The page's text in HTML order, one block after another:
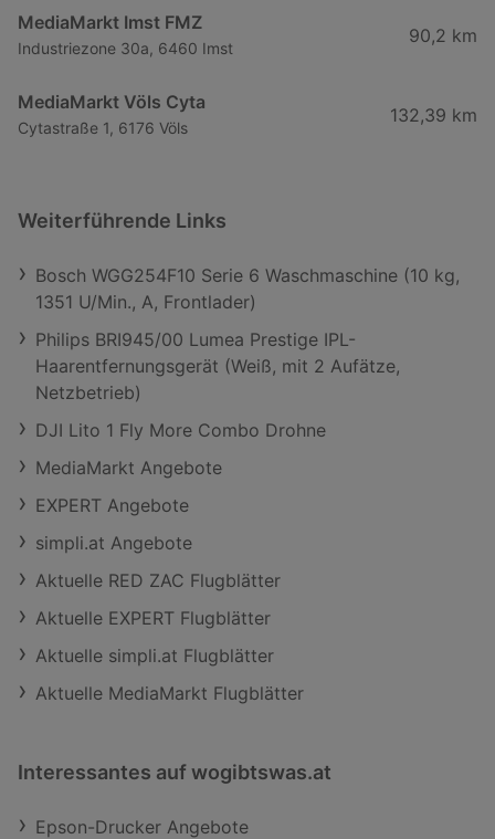
MediaMarkt Imst FMZ
Industriezone 30a, 6460 Imst
90,2 km
MediaMarkt Völs Cyta
Cytastraße 1, 6176 Völs
132,39 km
Weiterführende Links
Bosch WGG254F10 Serie 6 Waschmaschine (10 kg,
1351 U/Min., A, Frontlader)
Philips BRI945/00 Lumea Prestige IPL-
Haarentfernungsgerät (Weiß, mit 2 Aufätze,
Netzbetrieb)
DJI Lito 1 Fly More Combo Drohne
MediaMarkt Angebote
EXPERT Angebote
simpli.at Angebote
Aktuelle RED ZAC Flugblätter
Aktuelle EXPERT Flugblätter
Aktuelle simpli.at Flugblätter
Aktuelle MediaMarkt Flugblätter
Interessantes auf wogibtswas.at
Epson-Drucker Angebote